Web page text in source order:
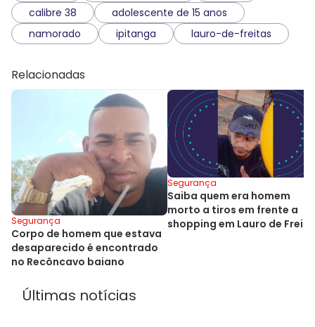
calibre 38
adolescente de 15 anos
namorado
ipitanga lauro-de-freitas
Relacionadas
Segurança
Corpo de homem que estava
desaparecido é encontrado
no Recôncavo baiano
Segurança
Saiba quem era homem
morto a tiros em frente a
shopping em Lauro de
Últimas notícias